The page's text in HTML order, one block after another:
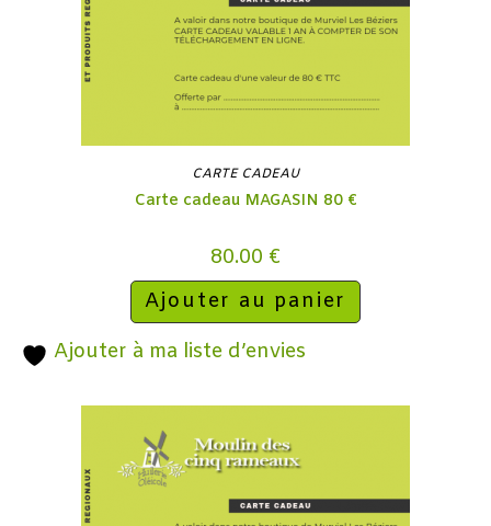
CARTE CADEAU
Carte cadeau MAGASIN 80 €
80.00 €
Ajouter au panier
Ajouter à ma liste d’envies